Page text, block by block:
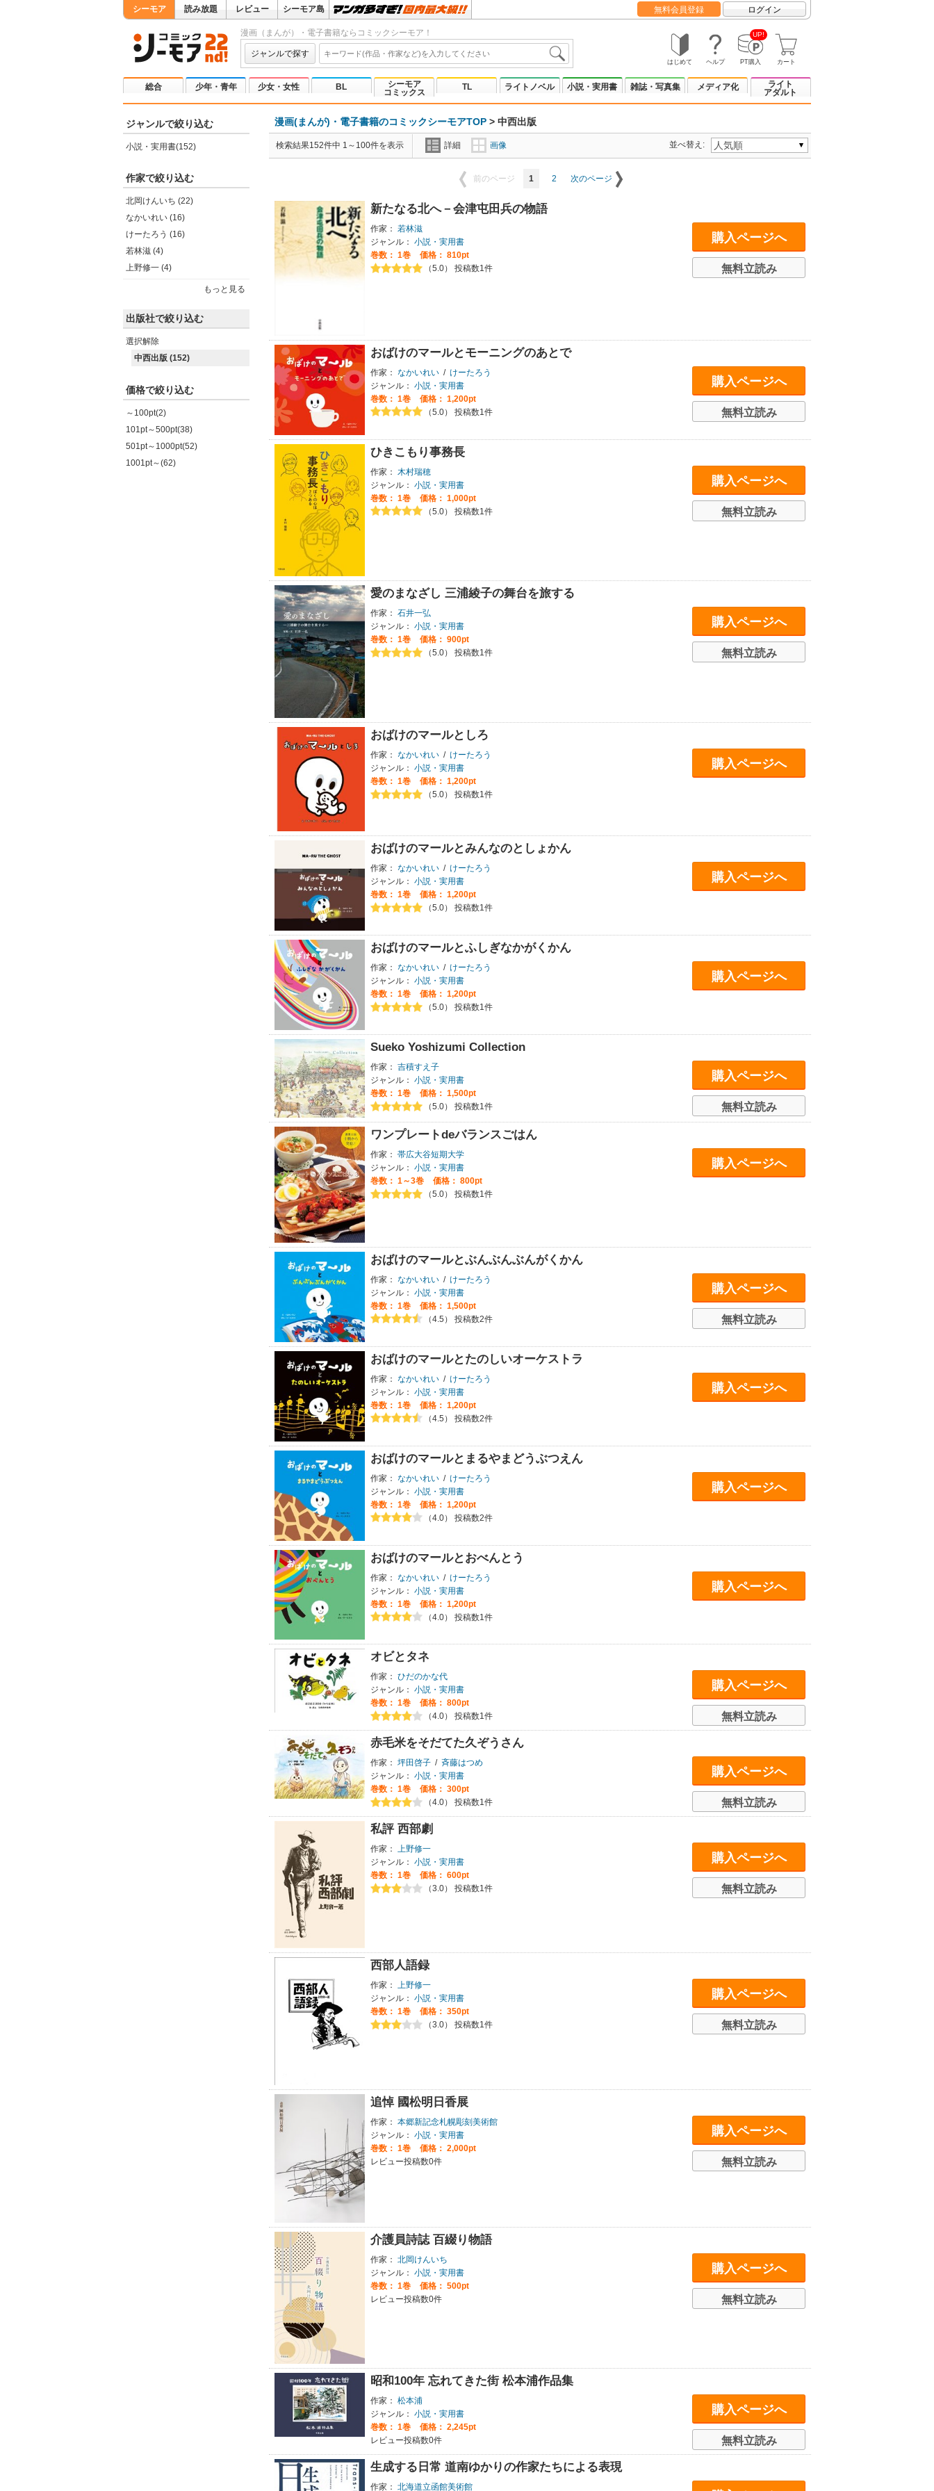
シーモア 読み放題 レビュー シーモア島 無料会員登録 ログイン
漫画（まんが）・電子書籍ならコミックシーモア！
ジャンルで探す
はじめて ヘルプ
UP!
PT購入 カート
総合 少年・青年 少女・女性 BL
シーモア
コミックス
TL ライトノベル 小説・実用書 雑誌・写真集 メディア化
ライト
アダルト
ジャンルで絞り込む
小説・実用書(152)
作家で絞り込む
北岡けんいち (22)
なかいれい (16)
けーたろう (16)
若林滋 (4)
上野修一 (4)
もっと見る
出版社で絞り込む
選択解除
中西出版 (152)
価格で絞り込む
～100pt(2)
101pt～500pt(38)
501pt～1000pt(52)
1001pt～(62)
漫画(まんが)・電子書籍のコミックシーモアTOP > 中西出版
検索結果152件中 1～100件を表示 詳細 画像 並べ替え:
前のページ 1 2 次のページ
新たなる北へ－会津屯田兵の物語
作家： 若林滋
ジャンル： 小説・実用書
巻数： 1巻
価格： 810pt
（5.0） 投稿数1件
購入ページへ
無料立読み
おばけのマールとモーニングのあとで
作家： なかいれい / けーたろう
ジャンル： 小説・実用書
巻数： 1巻
価格： 1,200pt
（5.0） 投稿数1件
購入ページへ
無料立読み
ひきこもり事務長
作家：
木村瑞穂
ジャンル： 小説・実用書
巻数： 1巻
価格： 1,000pt
（5.0） 投稿数1件
購入ページへ
無料立読み
愛のまなざし 三浦綾子の舞台を旅する
作家： 石井一弘
ジャンル： 小説・実用書
巻数： 1巻
価格： 900pt
（5.0） 投稿数1件
購入ページへ
無料立読み
おばけのマールとしろ
作家： なかいれい / けーたろう
ジャンル： 小説・実用書
巻数： 1巻
価格： 1,200pt
（5.0） 投稿数1件
購入ページへ
おばけのマールとみんなのとしょかん
作家： なかいれい / けーたろう
ジャンル： 小説・実用書
巻数： 1巻
価格： 1,200pt
（5.0） 投稿数1件
購入ページへ
おばけのマールとふしぎなかがくかん
作家： なかいれい / けーたろう
ジャンル： 小説・実用書
巻数： 1巻
価格： 1,200pt
（5.0） 投稿数1件
購入ページへ
Sueko Yoshizumi Collection
作家： 吉積すえ子
ジャンル： 小説・実用書
巻数： 1巻
価格： 1,500pt
（5.0） 投稿数1件
購入ページへ
無料立読み
ワンプレートdeバランスごはん
作家： 帯広大谷短期大学
ジャンル： 小説・実用書
巻数： 1～3巻
価格： 800pt
（5.0） 投稿数1件
購入ページへ
おばけのマールとぶんぶんぶんがくかん
作家： なかいれい / けーたろう
ジャンル： 小説・実用書
巻数： 1巻
価格： 1,500pt
（4.5） 投稿数2件
購入ページへ
無料立読み
おばけのマールとたのしいオーケストラ
作家： なかいれい / けーたろう
ジャンル： 小説・実用書
巻数： 1巻
価格： 1,200pt
（4.5） 投稿数2件
購入ページへ
おばけのマールとまるやまどうぶつえん
作家： なかいれい / けーたろう
ジャンル： 小説・実用書
巻数： 1巻
価格： 1,200pt
（4.0） 投稿数2件
購入ページへ
おばけのマールとおべんとう
作家： なかいれい / けーたろう
ジャンル： 小説・実用書
巻数： 1巻
価格： 1,200pt
（4.0） 投稿数1件
購入ページへ
オビとタネ
作家： ひだのかな代
ジャンル： 小説・実用書
巻数： 1巻
価格： 800pt
（4.0） 投稿数1件
購入ページへ
無料立読み
赤毛米をそだてた久ぞうさん
作家： 坪田啓子 / 斉藤はつめ
ジャンル： 小説・実用書
巻数： 1巻
価格： 300pt
（4.0） 投稿数1件
購入ページへ
無料立読み
私評 西部劇
作家： 上野修一
ジャンル： 小説・実用書
巻数： 1巻
価格： 600pt
（3.0） 投稿数1件
購入ページへ
無料立読み
西部人語録
作家： 上野修一
ジャンル： 小説・実用書
巻数： 1巻
価格： 350pt
（3.0） 投稿数1件
購入ページへ
無料立読み
追悼 國松明日香展
作家： 本郷新記念札幌彫刻美術館
ジャンル： 小説・実用書
巻数： 1巻
価格： 2,000pt
レビュー投稿数0件
購入ページへ
無料立読み
介護員詩誌 百綴り物語
作家： 北岡けんいち
ジャンル： 小説・実用書
巻数： 1巻
価格： 500pt
レビュー投稿数0件
購入ページへ
無料立読み
昭和100年 忘れてきた街 松本浦作品集
作家： 松本浦
ジャンル： 小説・実用書
巻数： 1巻
価格： 2,245pt
レビュー投稿数0件
購入ページへ
無料立読み
生成する日常 道南ゆかりの作家たちによる表現
作家： 北海道立函館美術館